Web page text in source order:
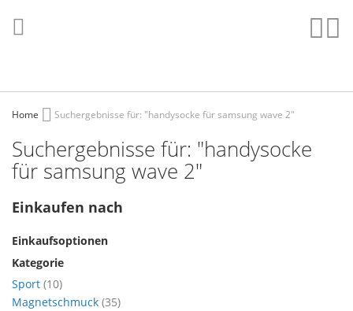
zum
Inhalt
Home Suchergebnisse für: "handysocke für samsung wave 2"
Suchergebnisse für: "handysocke
für samsung wave 2"
Einkaufen nach
Einkaufsoptionen
Kategorie
Sport 10Artikel
Magnetschmuck 35Artikel